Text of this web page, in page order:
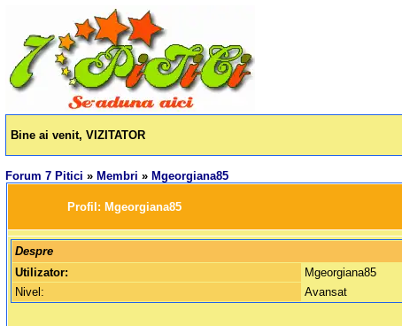
Bine ai venit, VIZITATOR
Forum 7 Pitici » Membri » Mgeorgiana85
		Profil:
Mgeorgiana85
Despre
Utilizator:
Mgeorgiana85
Nivel:
Avansat